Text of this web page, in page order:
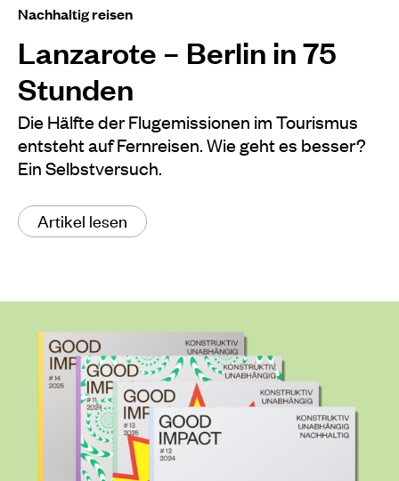
Nachhaltig reisen
Lanzarote – Berlin in 75
Stunden
Die Hälfte der Flugemissionen im Tourismus
entsteht auf Fernreisen. Wie geht es besser?
Ein Selbstversuch.
Artikel lesen